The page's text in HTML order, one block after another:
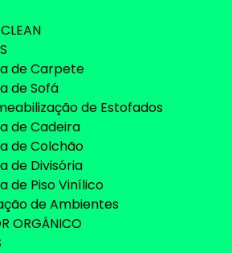
de Carpete
de Sofá
de Estofados
de Cadeira
de Colchão
de Divisória
de Piso Vinílico
de Ambientes
ORGÂNICO